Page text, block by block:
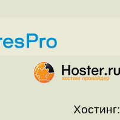
Хостинг: